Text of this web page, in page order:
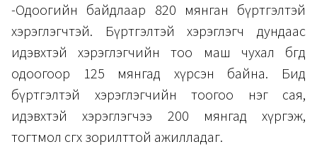
-Одоогийн байдлаар 820 мянган бүртгэлтэй
хэрэглэгчтэй. Бүртгэлтэй хэрэглэгч дундаас
идэвхтэй хэрэглэгчийн тоо маш чухал бөгөөд
одоогоор 125 мянгад хүрсэн байна. Бид
бүртгэлтэй хэрэглэгчийн тоогоо нэг сая,
идэвхтэй хэрэглэгчээ 200 мянгад хүргэж,
тогтмол өсгөх зорилттой ажилладаг.